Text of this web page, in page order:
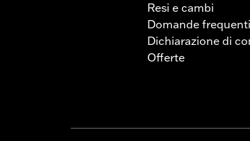
Resi e cambi
Domande frequenti
Dichiarazione di
Offerte